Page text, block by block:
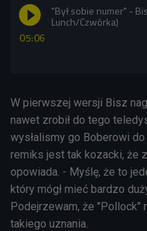
05:06
"Był sobie numer" -
Lunch/Czwórka)
W pierwszej wersji Bisz
nawet zrobił do tego
wysłalismy go Boberowi
remiks jest tak kozacki, że
opowiada. - Myślę, że to
który mógł mieć bardzo
Podejrzewam, że "Pollock"
takiego uznania.